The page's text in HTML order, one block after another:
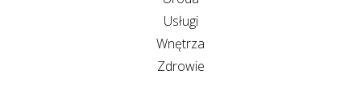
Usługi
Wnętrza
Zdrowie